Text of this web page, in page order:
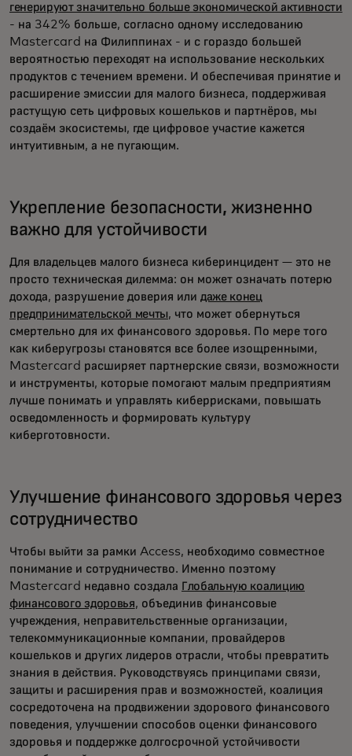
генерируют значительно больше экономической активности
- на 342% больше, согласно одному исследованию
Mastercard на Филиппинах - и с гораздо большей
вероятностью переходят на использование нескольких
продуктов с течением времени. И обеспечивая принятие и
расширение эмиссии для малого бизнеса, поддерживая
растущую сеть цифровых кошельков и партнёров, мы
создаём экосистемы, где цифровое участие кажется
интуитивным, а не пугающим.
Укрепление безопасности, жизненно
важно для устойчивости
Для владельцев малого бизнеса киберинцидент — это не
просто техническая дилемма: он может означать потерю
дохода, разрушение доверия или даже конец
предпринимательской мечты, что может обернуться
смертельно для их финансового здоровья. По мере того
как киберугрозы становятся все более изощренными,
Mastercard расширяет партнерские связи, возможности
и инструменты, которые помогают малым предприятиям
лучше понимать и управлять киберрисками, повышать
осведомленность и формировать культуру
киберготовности.
Улучшение финансового здоровья через
сотрудничество
Чтобы выйти за рамки Access, необходимо совместное
понимание и сотрудничество. Именно поэтому
Mastercard недавно создала Глобальную коалицию
финансового здоровья, объединив финансовые
учреждения, неправительственные организации,
телекоммуникационные компании, провайдеров
кошельков и других лидеров отрасли, чтобы превратить
знания в действия. Руководствуясь принципами связи,
защиты и расширения прав и возможностей, коалиция
сосредоточена на продвижении здорового финансового
поведения, улучшении способов оценки финансового
здоровья и поддержке долгосрочной устойчивости